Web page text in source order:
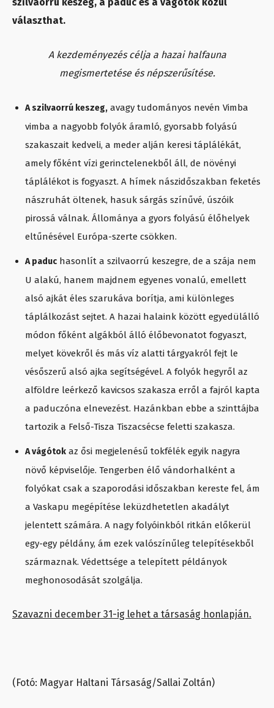
választhat.
A kezdeményezés célja a hazai halfauna
megismertetése és népszerűsítése.
A szilvaorrú keszeg, avagy tudományos nevén Vimba
vimba a nagyobb folyók áramló, gyorsabb folyású
szakaszait kedveli, a meder alján keresi táplálékát,
amely főként vízi gerinctelenekből áll, de növényi
táplálékot is fogyaszt. A hímek nászidőszakban feketés
nászruhát öltenek, hasuk sárgás színűvé, úszóik
pirossá válnak. Állománya a gyors folyású élőhelyek
eltűnésével Európa-szerte csökken.
A paduc hasonlít a szilvaorrú keszegre, de a szája nem
U alakú, hanem majdnem egyenes vonalú, emellett
alsó ajkát éles szarukáva borítja, ami különleges
táplálkozást sejtet. A hazai halaink között egyedülálló
módon főként algákból álló élőbevonatot fogyaszt,
melyet kövekről és más víz alatti tárgyakról fejt le
vésőszerű alsó ajka segítségével. A folyók hegyről az
alföldre leérkező kavicsos szakasza erről a fajról kapta
a paduczóna elnevezést. Hazánkban ebbe a szinttájba
tartozik a Felső-Tisza Tiszacsécse feletti szakasza.
A vágótok az ősi megjelenésű tokfélék egyik nagyra
növő képviselője. Tengerben élő vándorhalként a
folyókat csak a szaporodási időszakban kereste fel, ám
a Vaskapu megépítése leküzdhetetlen akadályt
jelentett számára. A nagy folyóinkból ritkán előkerül
egy-egy példány, ám ezek valószínűleg telepítésekből
származnak. Védettsége a telepített példányok
meghonosodását szolgálja.
Szavazni december 31-ig lehet a társaság honlapján.
(Fotó: Magyar Haltani Társaság/Sallai Zoltán)